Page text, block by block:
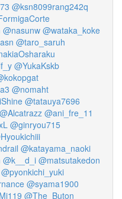
@ksn8099rang242q
@nasunw @wataka_koke
@taro_saruh
@YukaKskb
@nomaht
@tatauya7696
@Alcatrazz @ani_fre_11
@ginryou715
@katayama_naoki
@k__d_i @matsutakedon
@pyonkichi_yuki
@syama1900
@The_Buton